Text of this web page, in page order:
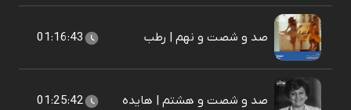
صد و شصت و نهم | رطب 01:16:43
صد و شصت و هشتم | هایده 01:25:42